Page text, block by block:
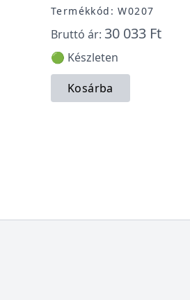
Termékkód: W0207
Bruttó ár: 30 033 Ft
🟢 Készleten
Kosárba